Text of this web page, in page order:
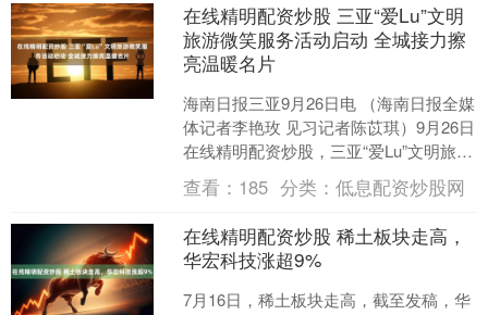
在线精明配资炒股 三亚“爱Lu”文明
旅游微笑服务活动启动 全城接力擦
亮温暖名片
海南日报三亚9月26日电 （海南日报全媒
体记者李艳玫 见习记者陈苡琪）9月26日
在线精明配资炒股，三亚“爱Lu”文明旅游
微笑服务活动在三亚鹿回头风景区正式
启动。....
查看： 185 分类：低息配资炒股网
在线精明配资炒股 稀土板块走高，
华宏科技涨超9%
7月16日，稀土板块走高，截至发稿，华